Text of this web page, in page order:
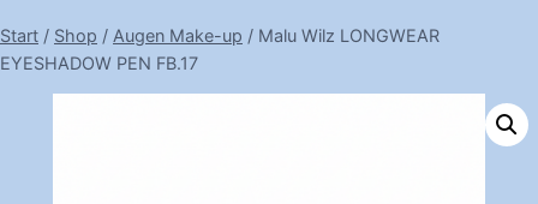
Start / Shop / Augen Make-up / Malu Wilz LONGWEAR
EYESHADOW PEN FB.17